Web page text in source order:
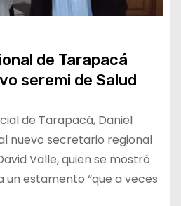
de Tarapacá
seremi de Salud
de Tarapacá, Daniel
nuevo secretario regional
Valle, quien se mostró
estamento “que a veces